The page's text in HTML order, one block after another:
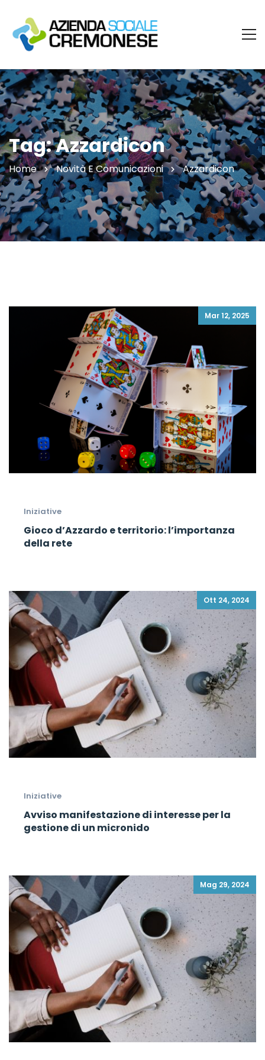
Tag: Azzardicon
Home Novità E Comunicazioni Azzardicon
Mar 12, 2025
Iniziative
Gioco d’Azzardo e territorio: l’importanza
della rete
Ott 24, 2024
Iniziative
Avviso manifestazione di interesse per la
gestione di un micronido
Mag 29, 2024